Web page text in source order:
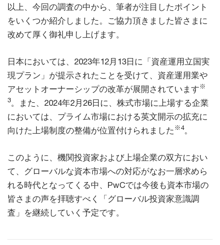
以上、今回の調査の中から、筆者が注目したポイント
をいくつか紹介しました。ご協力頂きました皆さまに
改めて厚く御礼申し上げます。
日本においては、2023年12月13日に「資産運用立国実
現プラン」が提示されたことを受けて、資産運用業や
アセットオーナーシップの改革が展開されています※
3。また、2024年2月26日に、株式市場に上場する企業
においては、プライム市場における英文開示の拡充に
向けた上場制度の整備が位置付けられました ※4。
このように、機関投資家および上場企業の双方におい
て、グローバルな資本市場への対応がなお一層求めら
れる時代となってくる中、PwCでは今後も資本市場の
皆さまの声を拝聴すべく「グローバル投資家意識調
査」を継続していく予定です。